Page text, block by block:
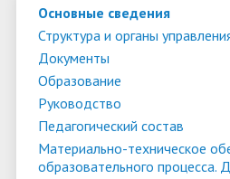
Основные сведения
Структура и органы
Документы
Образование
Руководство
Педагогический состав
Материально-техническое
образовательного процесса.